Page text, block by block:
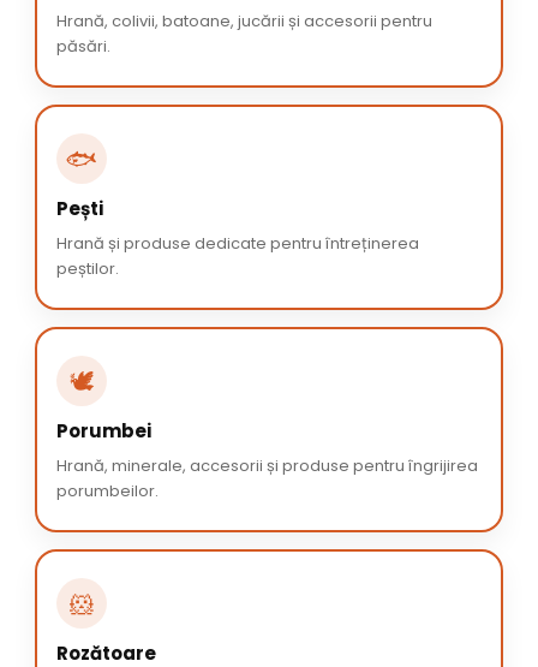
Hrană, colivii, batoane, jucării și accesorii pentru
păsări.
🐟
Pești
Hrană și produse dedicate pentru întreținerea
peștilor.
🕊️
Porumbei
Hrană, minerale, accesorii și produse pentru îngrijirea
porumbeilor.
🐹
Rozătoare